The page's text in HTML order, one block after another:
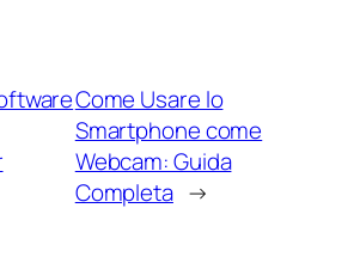
Come Usare lo
Smartphone come
Webcam: Guida
Completa →